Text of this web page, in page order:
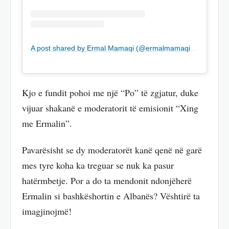
Kjo e fundit pohoi me një “Po” të zgjatur, duke
vijuar shakanë e moderatorit të emisionit “Xing
me Ermalin”.
Pavarësisht se dy moderatorët kanë qenë në garë
mes tyre koha ka treguar se nuk ka pasur
hatërmbetje. Por a do ta mendonit ndonjëherë
Ermalin si bashkëshortin e Albanës? Vështirë ta
imagjinojmë!